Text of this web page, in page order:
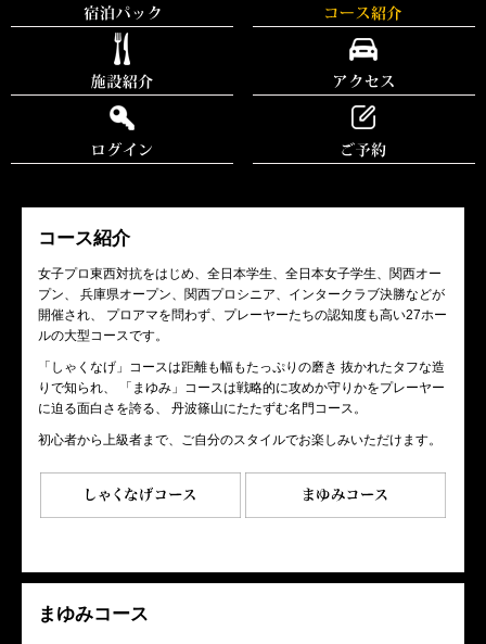
コース紹介
女子プロ東西対抗をはじめ、全日本学生、全日本女子学生、関西オー
プン、 兵庫県オープン、関西プロシニア、インタークラブ決勝などが
開催され、 プロアマを問わず、プレーヤーたちの認知度も高い27ホー
ルの大型コースです。
「しゃくなげ」コースは距離も幅もたっぷりの磨き 抜かれたタフな造
りで知られ、 「まゆみ」コースは戦略的に攻めか守りかをプレーヤー
に迫る面白さを誇る、 丹波篠山にたたずむ名門コース。
初心者から上級者まで、ご自分のスタイルでお楽しみいただけます。
まゆみコース